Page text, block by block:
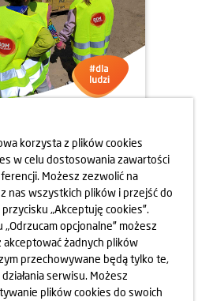
NA BUDOWIE
dowiedz się więcej
korzysta z plików cookies
w celu dostosowania zawartości
Możesz zezwolić na
nas wszystkich plików i przejść do
„Akceptuję cookies”.
opcjonalne” możesz
akceptować żadnych plików
przechowywane będą tylko te,
serwisu. Możesz
plików cookies do swoich